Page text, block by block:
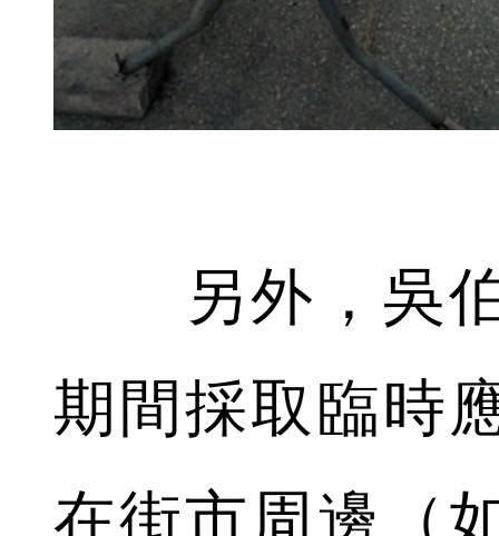
另外，吳伯
期間採取臨時
在街市周邊（